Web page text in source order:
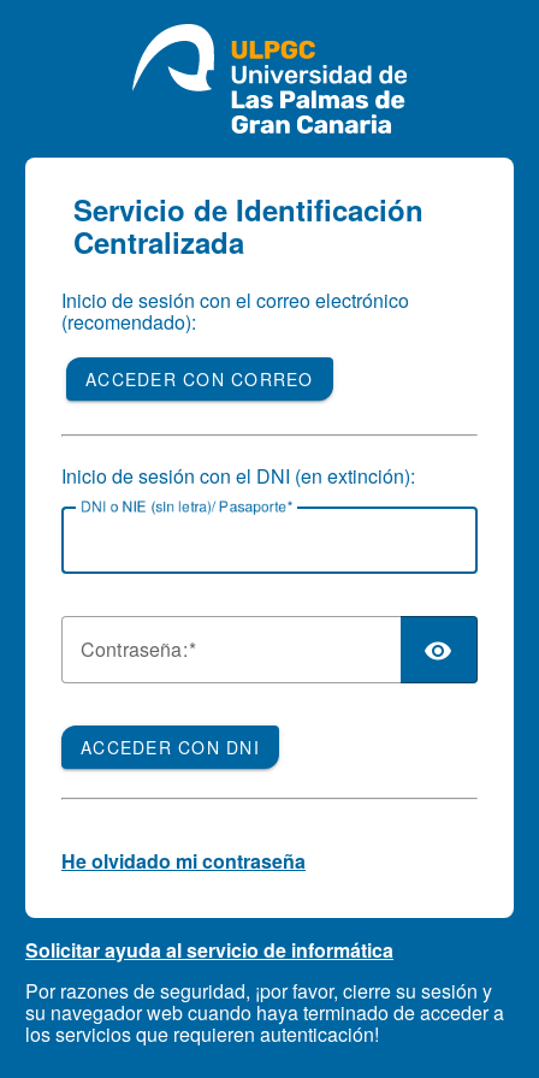
CAS
Servicio de Identificación
Centralizada
Inicio de sesión con el correo electrónico
(recomendado):
ACCEDER CON CORREO
Inicio de sesión con el DNI (en extinción):
DNI o NIE (sin letra)/ Pasaporte
Contraseña:
ACCEDER CON DNI
He olvidado mi contraseña
Solicitar ayuda al servicio de informática
Por razones de seguridad, ¡por favor, cierre su sesión y
su navegador web cuando haya terminado de acceder a
los servicios que requieren autenticación!